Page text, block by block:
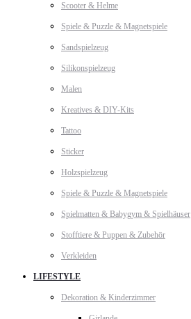
Scooter & Helme
Spiele & Puzzle & Magnetspiele
Sandspielzeug
Silikonspielzeug
Malen
Kreatives & DIY-Kits
Tattoo
Sticker
Holzspielzeug
Spiele & Puzzle & Magnetspiele
Spielmatten & Babygym & Spielhäuser
Stofftiere & Puppen & Zubehör
Verkleiden
LIFESTYLE
Dekoration & Kinderzimmer